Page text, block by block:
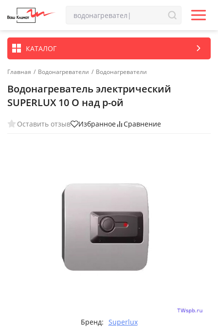
КАТАЛОГ
Главная / Водонагреватели / Водонагреватели
Водонагреватель электрический
SUPERLUX 10 O над р-ой
Оставить отзыв Избранное Сравнение
Бренд: Superlux